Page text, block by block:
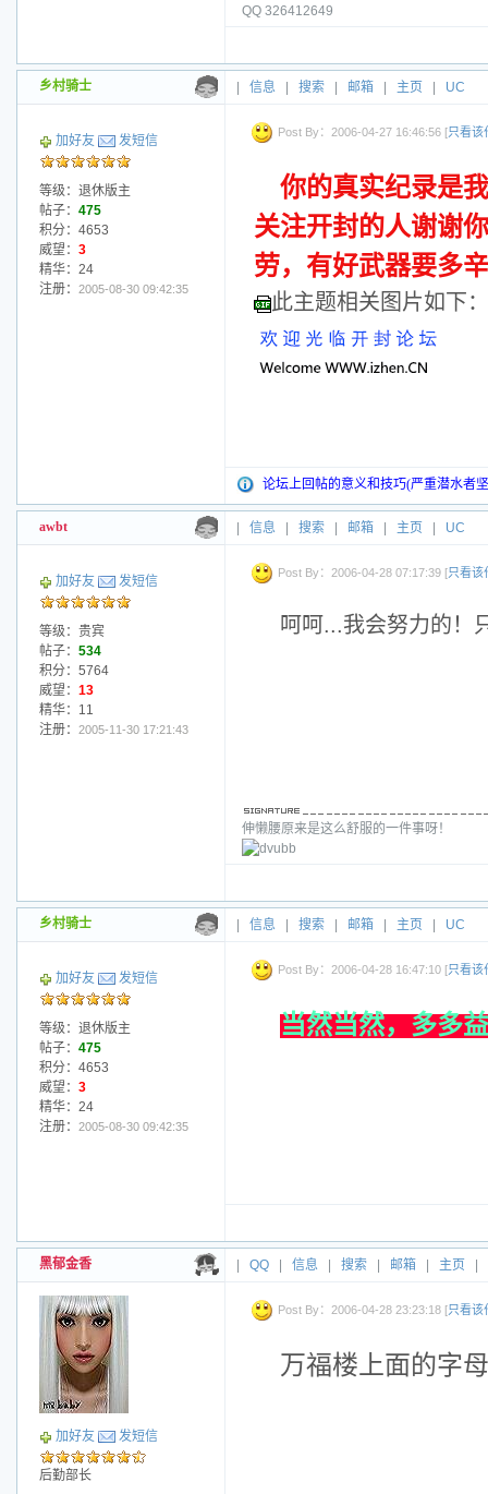
QQ 326412649
乡村骑士 信息 搜索 邮箱 主页 UC
加好友 发短信
等级：退休版主
帖子： 475
积分：4653
威望： 3
精华：24
注册： 2005-08-30 09:42:35
Post By：2006-04-27 16:46:56 [只看该
你的真实纪录是
关注开封的人谢谢
劳，有好武器要多
此主题相关图片如下：
论坛上回帖的意义和技巧(严重潜水者
awbt 信息 搜索 邮箱 主页 UC
加好友 发短信
等级：贵宾
帖子： 534
积分：5764
威望： 13
精华：11
注册： 2005-11-30 17:21:43
Post By：2006-04-28 07:17:39 [只看该
呵呵...我会努力的！
伸懒腰原来是这么舒服的一件事呀！
乡村骑士 信息 搜索 邮箱 主页 UC
加好友 发短信
等级：退休版主
帖子： 475
积分：4653
威望： 3
精华：24
注册： 2005-08-30 09:42:35
Post By：2006-04-28 16:47:10 [只看该
当然当然，多多
黑郁金香 QQ 信息 搜索 邮箱 主页
加好友 发短信
后勤部长
Post By：2006-04-28 23:23:18 [只看该
万福楼 上面的字